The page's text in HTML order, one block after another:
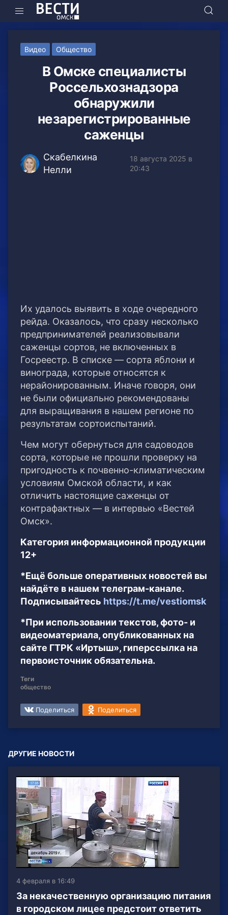
Видео Общество
В Омске специалисты
Россельхознадзора
обнаружили
незарегистрированные
саженцы
Скабелкина
Нелли
18 августа 2025 в
20:43
Их удалось выявить в ходе очередного
рейда. Оказалось, что сразу несколько
предпринимателей реализовывали
саженцы сортов, не включенных в
Госреестр. В списке — сорта яблони и
винограда, которые относятся к
нерайонированным. Иначе говоря, они
не были официально рекомендованы
для выращивания в нашем регионе по
результатам сортоиспытаний.
Чем могут обернуться для садоводов
сорта, которые не прошли проверку на
пригодность к почвенно-климатическим
условиям Омской области, и как
отличить настоящие саженцы от
контрафактных — в интервью «Вестей
Омск».
Категория информационной продукции
12+
*Ещё больше оперативных новостей вы
найдёте в нашем телеграм-канале.
Подписывайтесь https://t.me/vestiomsk
*При использовании текстов, фото- и
видеоматериала, опубликованных на
сайте ГТРК «Иртыш», гиперссылка на
первоисточник обязательна.
Теги
общество
Поделиться Поделиться
ДРУГИЕ НОВОСТИ
4 февраля в 16:49
За некачественную организацию питания
в городском лицее предстоит ответить